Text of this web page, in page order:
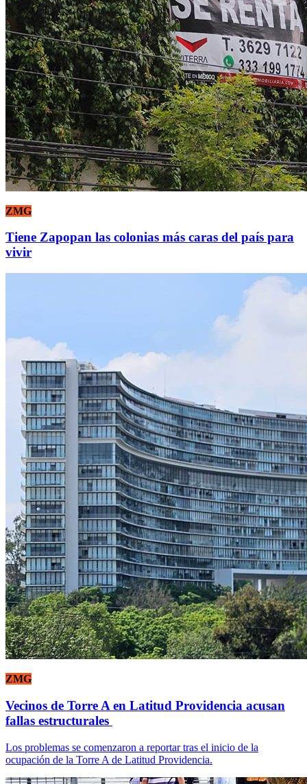
ZMG
Tiene Zapopan las colonias más caras del país para
vivir
ZMG
Vecinos de Torre A en Latitud Providencia acusan
fallas estructurales
Los problemas se comenzaron a reportar tras el inicio de la
ocupación de la Torre A de Latitud Providencia.